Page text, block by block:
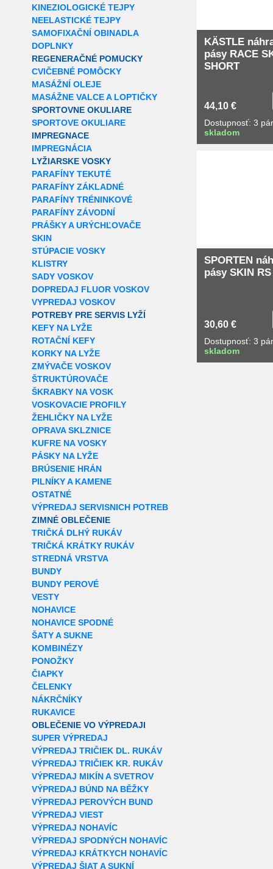
KINEZIOLOGICKÉ TEJPY
NEELASTICKÉ TEJPY
SAMOFIXAČNÍ OBINADLA
DOPLNKY
REGENERAČNÉ POMUCKY
CVIČEBNÉ POMÔCKY
MASÁŽNÍ OLEJE
MASÁŽNE VALCE A LOPTIČKY
SPORTOVNE OKULIARE
SPORTOVE OKULIARE
IMPREGNACE
IMPREGNÁCIA
LYŽIARSKE VOSKY
PARAFÍNY TEKUTÉ
PARAFÍNY ZÁKLADNÉ
PARAFÍNY TRÉNINKOVÉ
PARAFÍNY ZÁVODNÍ
PRÁŠKY A URÝCHĽOVAČE
SKIN
STÚPACIE VOSKY
KLISTRY
SADY VOSKOV
DOPREDAJ FLUOR VOSKOV
VYPREDAJ VOSKOV
POTREBY PRE SERVIS LYŽÍ
KEFY NA LYŽE
ROTAČNÍ KEFY
KORKY NA LYŽE
ZMÝVAČE VOSKOV
ŠTRUKTÚROVAČE
ŠKRABKY NA VOSK
VOSKOVACIE PROFILY
ŽEHLIČKY NA LYŽE
OPRAVA SKLZNICE
KUFRE NA VOSKY
PÁSKY NA LYŽE
BRÚSENIE HRÁN
PILNÍKY A KAMENE
OSTATNÉ
VÝPREDAJ SERVISNICH POTREB
ZIMNÉ OBLEČENIE
TRIČKÁ DLHÝ RUKÁV
TRIČKÁ KRÁTKY RUKÁV
STREDNÁ VRSTVA
BUNDY
BUNDY PEROVÉ
VESTY
NOHAVICE
NOHAVICE SPODNÉ
ŠATY A SUKNE
KOMBINÉZY
PONOŽKY
ČIAPKY
ČELENKY
NÁKRČNÍKY
RUKAVICE
OBLEČENIE VO VÝPREDAJI
SUPER VÝPREDAJ
VÝPREDAJ TRIČIEK DL. RUKÁV
VÝPREDAJ TRIČIEK KR. RUKÁV
VÝPREDAJ MIKÍN A SVETROV
VÝPREDAJ BÚND NA BĚŽKY
VÝPREDAJ PEROVÝCH BUND
VÝPREDAJ VIEST
VÝPREDAJ NOHAVÍC
VÝPREDAJ SPODNÝCH NOHAVÍC
VÝPREDAJ KRÁTKYCH NOHAVÍC
VÝPREDAJ ŠIAT A SUKNÍ
KÄSTLE
pásy RACE
SHORT
44,10 €
Dostupnosť: 3
skladom
SPORTEN
pásy SKIN
30,60 €
Dostupnosť: 3
skladom